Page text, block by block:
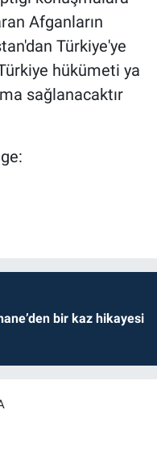
Afganların
Türkiye'ye
hükümeti ya
sağlanacaktır
bir kaz hikayesi